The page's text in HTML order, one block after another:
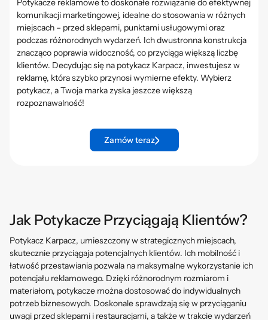
Potykacze reklamowe to doskonałe rozwiązanie do efektywnej
komunikacji marketingowej, idealne do stosowania w różnych
miejscach – przed sklepami, punktami usługowymi oraz
podczas różnorodnych wydarzeń. Ich dwustronna konstrukcja
znacząco poprawia widoczność, co przyciąga większą liczbę
klientów. Decydując się na potykacz Karpacz, inwestujesz w
reklamę, która szybko przynosi wymierne efekty. Wybierz
potykacz, a Twoja marka zyska jeszcze większą
rozpoznawalność!
Zamów teraz
Jak Potykacze Przyciągają Klientów?
Potykacz Karpacz, umieszczony w strategicznych miejscach,
skutecznie przyciągaja potencjalnych klientów. Ich mobilność i
łatwość przestawiania pozwala na maksymalne wykorzystanie ich
potencjału reklamowego. Dzięki różnorodnym rozmiarom i
materiałom, potykacze można dostosować do indywidualnych
potrzeb biznesowych. Doskonale sprawdzają się w przyciąganiu
uwagi przed sklepami i restauracjami, a także w trakcie wydarzeń